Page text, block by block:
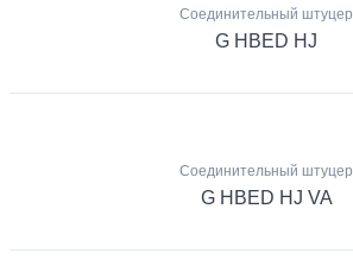
Соединительный штуцер
G HBED HJ
Соединительный штуцер
G HBED HJ VA